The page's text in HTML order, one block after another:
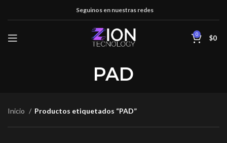
Seguinos en nuestras redes
0 $0
PAD
Inicio Productos etiquetados “PAD”